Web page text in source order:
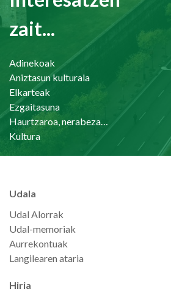
zait...
Adinekoak
Aniztasun kulturala
Elkarteak
Ezgaitasuna
Kultura
Udala
Udal Alorrak
Udal-memoriak
Aurrekontuak
Langilearen ataria
Hiria